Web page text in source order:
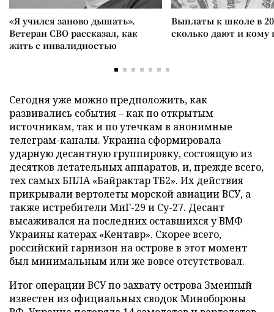
«Я учился заново дышать».
Ветеран СВО рассказал, как
жить с инвалидностью
Выплаты к школе в
сколько дают и
Сегодня уже можно предположить, как
развивались события – как по открытым
источникам, так и по утечкам в анонимные
телеграм-каналы. Украина сформировала
ударную десантную группировку, состоящую из
десятков летательных аппаратов, и, прежде всего,
тех самых БПЛА «Байрактар ТБ2». Их действия
прикрывали вертолеты морской авиации ВСУ, а
также истребители МиГ-29 и Су-27. Десант
высаживался на последних оставшихся у ВМФ
Украины катерах «Кентавр». Скорее всего,
российский гарнизон на острове в этот момент
был минимальным или же вовсе отсутствовал.
Итог операции ВСУ по захвату острова Змеиный
известен из официальных сводок Минобороны